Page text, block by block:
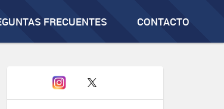
FRECUENTES CONTACTO